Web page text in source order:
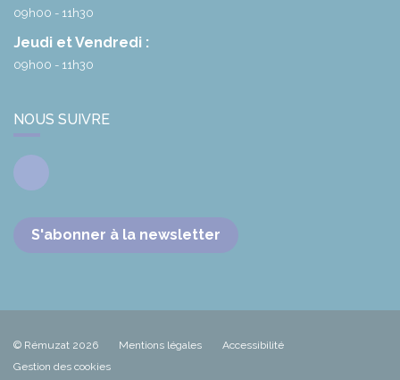
09h00 - 11h30
Jeudi et Vendredi :
09h00 - 11h30
NOUS SUIVRE
Facebook
S'abonner à la newsletter
© Rémuzat 2026 Mentions légales
Accessibilité
Gestion des cookies